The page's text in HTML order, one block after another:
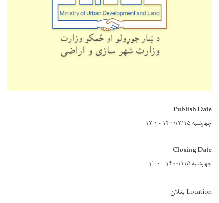
Publish Date
چهارشنبه ۱۴۰۰/۲/۱۵ - ۱۲:۰
Closing Date
چهارشنبه ۱۴۰۰/۳/۵ - ۱۲:۰
Location بغلان